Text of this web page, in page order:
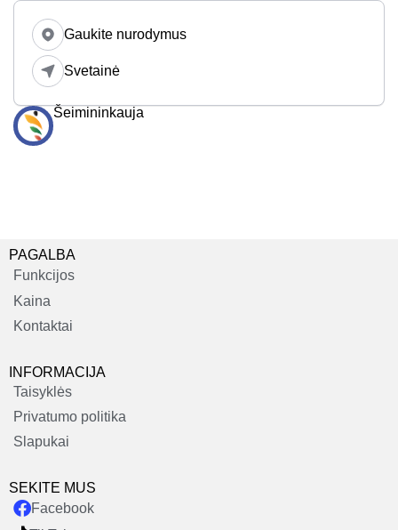
Gaukite nurodymus
Svetainė
Šeimininkauja
PAGALBA
Funkcijos
Kaina
Kontaktai
INFORMACIJA
Taisyklės
Privatumo politika
Slapukai
SEKITE MUS
Facebook